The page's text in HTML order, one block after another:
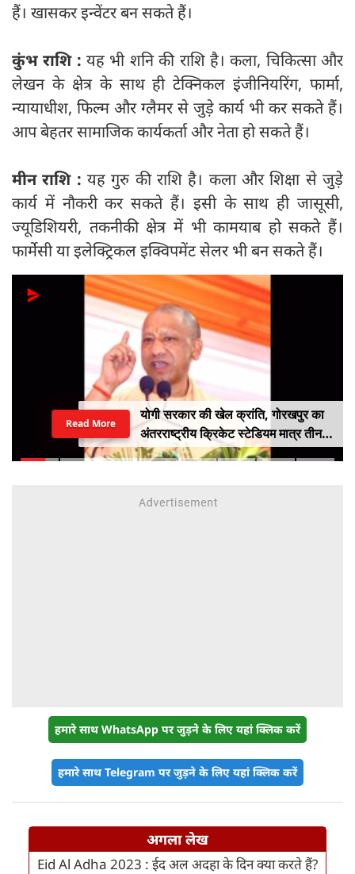
हैं। खासकर इन्वेंटर बन सकते हैं।
कुंभ राशि :यह भी शनि की राशि है। कला, चिकित्सा और
लेखन के क्षेत्र के साथ ही टेक्निकल इंजीनियरिंग, फार्मा,
न्यायाधीश, फिल्म और ग्लैमर से जुड़े कार्य भी कर सकते हैं।
आप बेहतर सामाजिक कार्यकर्ता और नेता हो सकते हैं।
मीन राशि : यह गुरु की राशि है। कला और शिक्षा से जुड़े
कार्य में नौकरी कर सकते हैं। इसी के साथ ही जासूसी,
ज्यूडिशियरी, तकनीकी क्षेत्र में भी कामयाब हो सकते हैं।
फार्मेसी या इलेक्ट्रिकल इक्विपमेंट सेलर भी बन सकते हैं।
योगी सरकार की खेल क्रांति, गोरखपुर का
अंतरराष्ट्रीय क्रिकेट स्टेडियम मात्र तीन
महीने में लगभग 20% तैयार
Read More
हमारे साथ WhatsApp पर जुड़ने के लिए यहां क्लिक करें
हमारे साथ Telegram पर जुड़ने के लिए यहां क्लिक करें
अगला लेख
Eid Al Adha 2023 : ईद अल अदहा के दिन क्या करते हैं?